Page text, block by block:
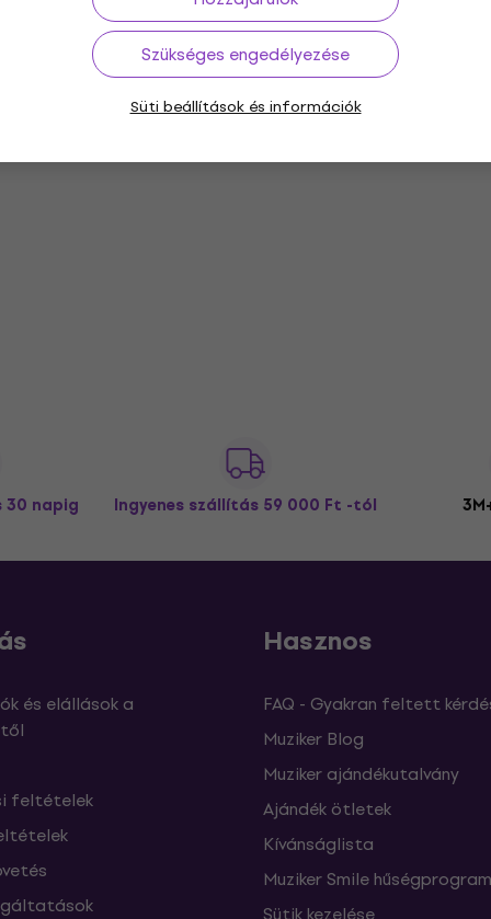
Szükséges engedélyezése
Süti beállítások és információk
30 napig Ingyenes szállítás 59 000 Ft -tól
és elállások a
feltételek
Hasznos
FAQ - Gyakran feltett
Muziker Blog
Muziker ajándékutalvány
Ajándék ötletek
Kívánságlista
Muziker Smile hűségprogram